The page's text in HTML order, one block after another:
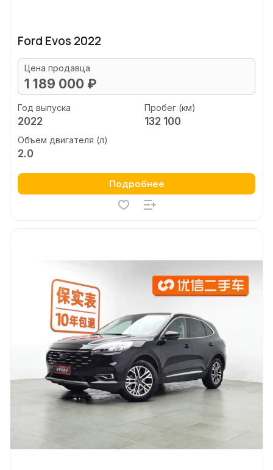
Ford Evos 2022
Цена продавца
1 189 000 ₽
Год выпуска
2022
Пробег (км)
132 100
Объем двигателя (л)
2.0
Подробнее